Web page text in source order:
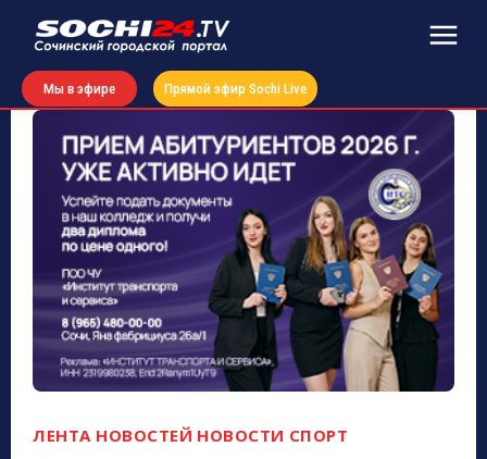
Мы в эфире Прямой эфир Sochi Live
ЛЕНТА НОВОСТЕЙ НОВОСТИ СПОРТ